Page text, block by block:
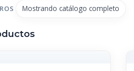
Mostrando catálogo completo